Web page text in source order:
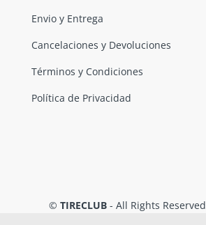
Envio y Entrega
Cancelaciones y Devoluciones
Términos y Condiciones
Política de Privacidad
© TIRECLUB - All Rights Reserved